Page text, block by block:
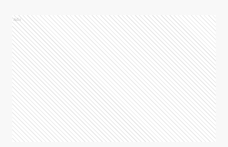
Ads